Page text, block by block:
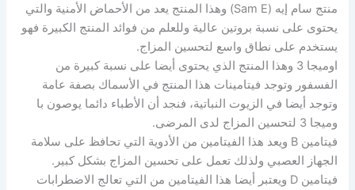
منتج سام إيه (Sam E) وهذا المنتج يعد من الأحماض الأمنية والتي
يحتوى على نسبة بروتين عالية وللعلم من فوائد المنتج الكبيرة فهو
يستخدم على نطاق واسع لتحسين المزاج.
اوميجا 3 وهذا المنتج الذي يحتوى أيضا على نسبة كبيرة من
الفسفور وتوجد فيتامينات هذا المنتج في الأسماك بصفة عامة
وتوجد أيضا في الزيوت النباتية، فنجد أن الأطباء دائما يوصون با
وميجا 3 لتحسين المزاج لدى المرضى.
فيتامين B ويعد هذا الفيتامين من الأدوية التي تحافظ على سلامة
الجهاز العصبي ولذلك تعمل على تحسين المزاج بشكل كبير.
فيتامين D ويعتبر أيضا هذا الفيتامين من التي تعالج الاضطرابات